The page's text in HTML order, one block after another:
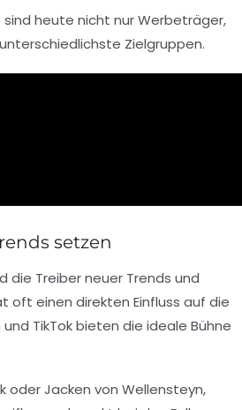
sind heute nicht nur Werbeträger,
Zielgruppen.
setzen
die Treiber neuer Trends und
oft einen direkten Einfluss auf die
TikTok bieten die ideale Bühne
oder Jacken von Wellensteyn,